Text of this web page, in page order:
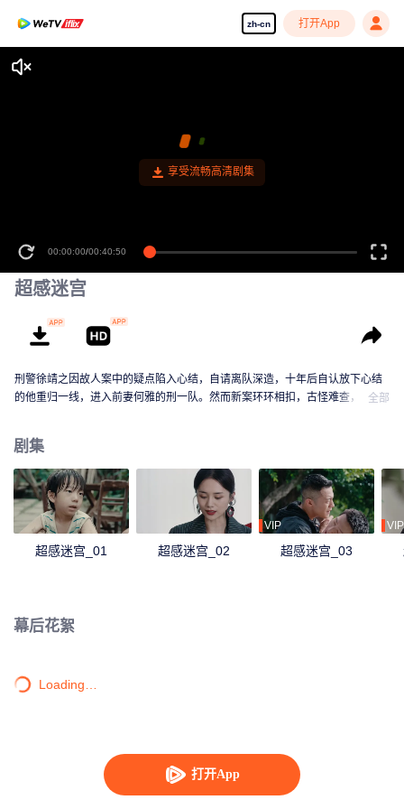
zh-cn 打开App
打开App
享受流畅高清剧集
00:00:00/00:40:50
超感迷宫
刑警徐靖之因故人案中的疑点陷入心结，自请离队深造，十年后自认放下心结
的他重归一线，进入前妻何雅的刑一队。然而新案环环相扣，古怪难查，徐靖
泥足深陷。殊途兄弟借案交锋，两人终将作出各自的抉择。
全部
剧集
超感迷宫_01 超感迷宫_02
VIP
超感迷宫_03
VIP
幕后花絮
Loading…